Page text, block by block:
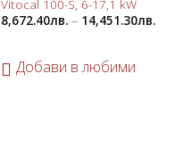
Vitocal 100-S, 6-17,1 kW
8,672.40лв.– 14,451.30лв.
Добави в любими